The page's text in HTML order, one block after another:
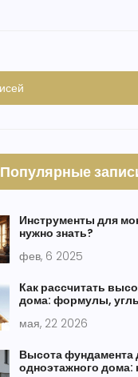
Популярные
Инструменты для
нужно знать?
фев, 6 2025
Как рассчитать
дома: формулы,
мая, 22 2026
Высота фундамента
одноэтажного